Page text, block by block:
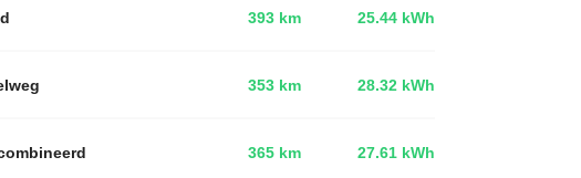
393 km 25.44 kWh
353 km 28.32 kWh
365 km 27.61 kWh